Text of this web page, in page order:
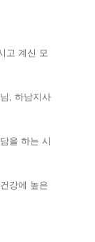
고 계신 모
, 하남지사
을 하는 시
강에 높은